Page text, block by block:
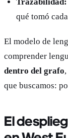
qué tomó
El modelo de
comprender
dentro del grafo
que buscamos:
El